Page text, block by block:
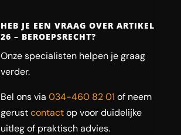
HEB JE EEN VRAAG OVER ARTIKEL
26 – BEROEPSRECHT?
Onze specialisten helpen je graag
verder.
Bel ons via 034-460 82 01 of neem
gerustcontactop voor duidelijke
uitleg of praktisch advies.